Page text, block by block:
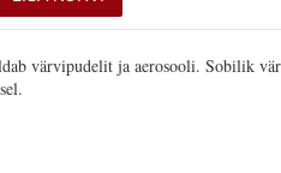
värvipudelit ja aerosooli. Sobilik